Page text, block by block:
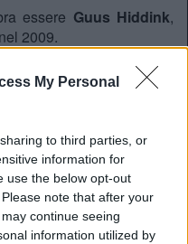
My Personal
to third parties, or
information for
use the below opt-out
note that after your
continue seeing
information utilized by
essere Guus Hiddink,
nel 2009.
accetterebbe volentieri
un rinforzo pesante
sterline.